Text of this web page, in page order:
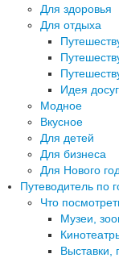
Для здоровья
Для отдыха
Идея
Модное
Вкусное
Для детей
Для бизнеса
Для Нового
Путеводитель по
Что
Музеи,
Выставки,